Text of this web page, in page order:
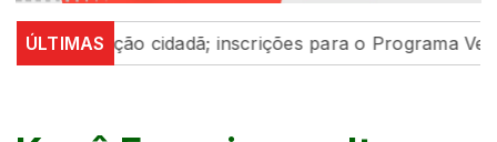
ÚLTIMAScidadã; inscrições para o Programa Vereador